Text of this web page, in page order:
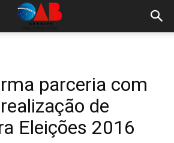
parceria com
de
Eleições 2016